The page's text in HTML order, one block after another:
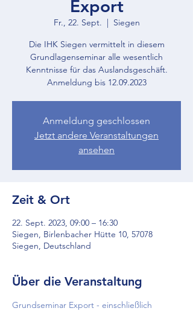
Export
Fr., 22. Sept.
  |
Siegen
Die IHK Siegen vermittelt in diesem
Grundlagenseminar alle wesentlich
Kenntnisse für das Auslandsgeschäft.
Anmeldung bis 12.09.2023
Anmeldung geschlossen
Jetzt andere Veranstaltungen
ansehen
Zeit & Ort
22. Sept. 2023, 09:00 – 16:30
Siegen, Birlenbacher Hütte 10, 57078
Siegen, Deutschland
Über die Veranstaltung
Grundseminar Export - einschließlich